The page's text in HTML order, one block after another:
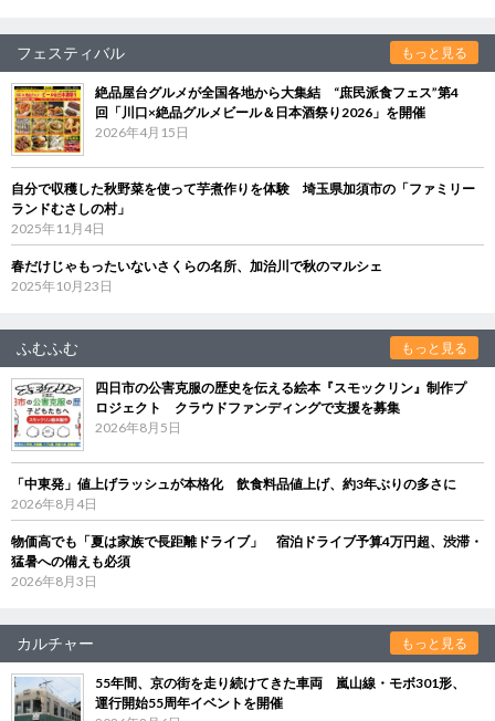
フェスティバル もっと見る
絶品屋台グルメが全国各地から大集結 “庶民派食フェス”第4
回「川口×絶品グルメビール＆日本酒祭り2026」を開催
2026年4月15日
自分で収穫した秋野菜を使って芋煮作りを体験 埼玉県加須市の「ファミリー
ランドむさしの村」
2025年11月4日
春だけじゃもったいないさくらの名所、加治川で秋のマルシェ
2025年10月23日
ふむふむ もっと見る
四日市の公害克服の歴史を伝える絵本『スモックリン』制作プ
ロジェクト クラウドファンディングで支援を募集
2026年8月5日
「中東発」値上げラッシュが本格化 飲食料品値上げ、約3年ぶりの多さに
2026年8月4日
物価高でも「夏は家族で長距離ドライブ」 宿泊ドライブ予算4万円超、渋滞・
猛暑への備えも必須
2026年8月3日
カルチャー もっと見る
55年間、京の街を走り続けてきた車両 嵐山線・モボ301形、
運行開始55周年イベントを開催